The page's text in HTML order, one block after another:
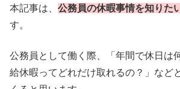
本記事は、 公務員の休暇事情を知りた
す。
公務員として働く際、「年間で休日は
給休暇ってどれだけ取れるの？」など